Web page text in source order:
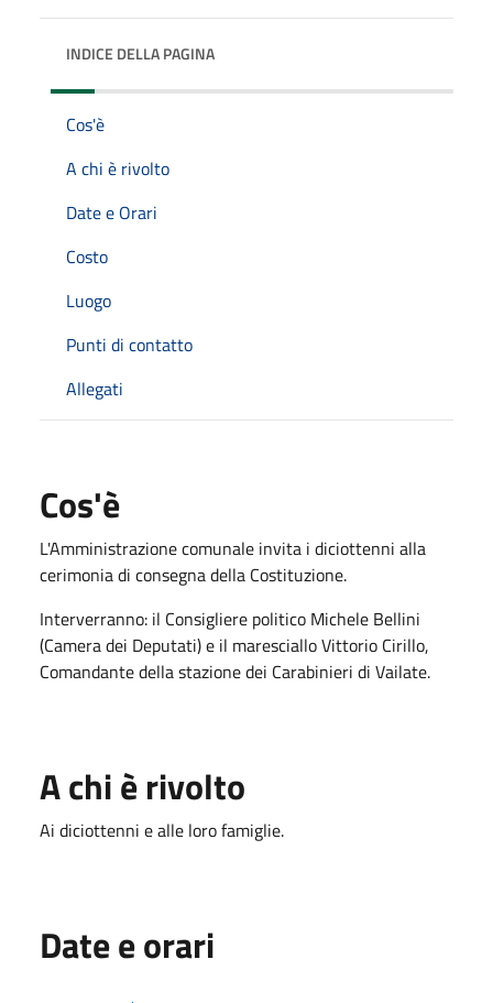
INDICE DELLA PAGINA
Cos'è
A chi è rivolto
Date e Orari
Costo
Luogo
Punti di contatto
Allegati
Cos'è
L'Amministrazione comunale invita i diciottenni alla
cerimonia di consegna della Costituzione.
Interverranno: il Consigliere politico Michele Bellini
(Camera dei Deputati) e il maresciallo Vittorio Cirillo,
Comandante della stazione dei Carabinieri di Vailate.
A chi è rivolto
Ai diciottenni e alle loro famiglie.
Date e orari